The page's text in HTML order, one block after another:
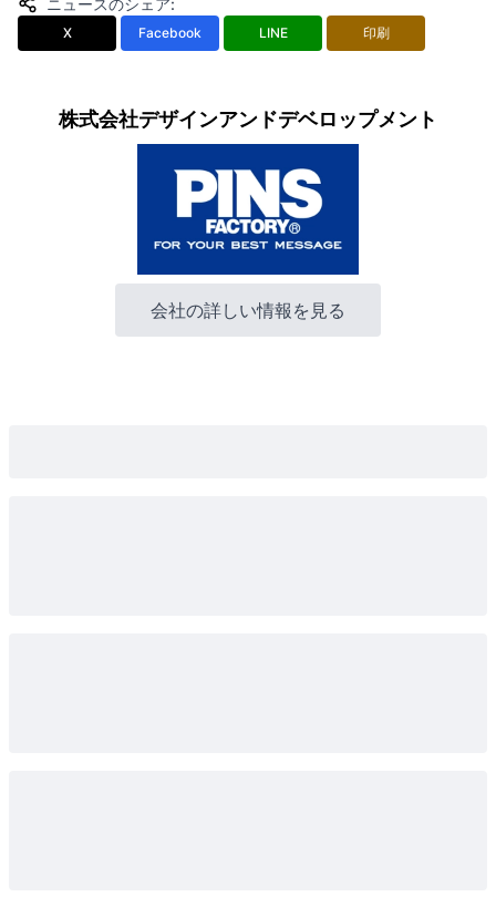
ニュースのシェア:
X Facebook LINE 印刷
株式会社デザインアンドデベロップメント
会社の詳しい情報を見る